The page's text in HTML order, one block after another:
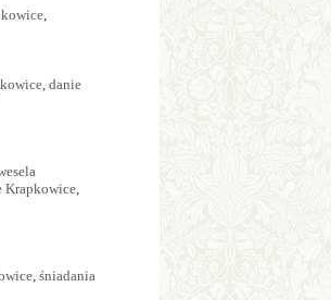
danie
Krapkowice
śniadania